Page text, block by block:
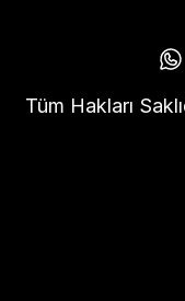
Tüm Hakları